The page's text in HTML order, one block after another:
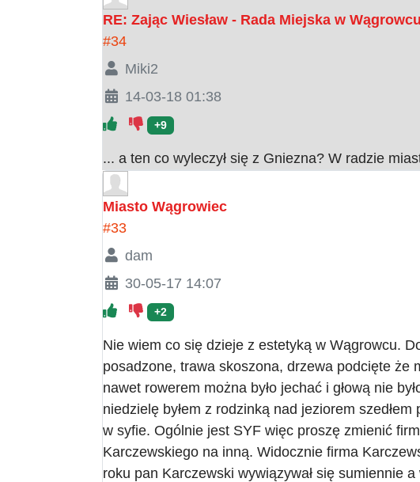
RE: Zając Wiesław - Rada Miejska w Wągrowcu
#34
Miki2
14-03-18 01:38
+9
... a ten co wyleczył się z Gniezna? W radzie
Miasto Wągrowiec
#33
dam
30-05-17 14:07
+2
Nie wiem co się dzieje z estetyką w Wągrowcu.
posadzone, trawa skoszona, drzewa podcięte że
nawet rowerem można było jechać i głową nie
niedzielę byłem z rodzinką nad jeziorem
w syfie. Ogólnie jest SYF więc proszę zmienić
Karczewskiego na inną. Widocznie firma
roku pan Karczewski wywiązywał się sumiennie